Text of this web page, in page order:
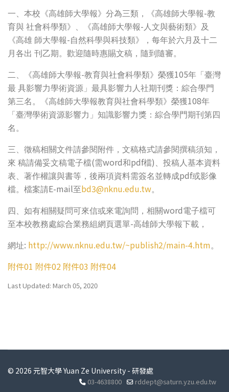
一、本校《高雄師大學報》分為三類，《高雄師大學報-教
育與 社會科學類》、《高雄師大學報- 人文與藝術類》及
《高雄 師大學報-自然科學與科技類》，每年於六月及十二
月各出 刊乙期。歡迎隨時惠賜文稿，隨到隨審。
二、《高雄師大學報-教育與社會科學類》榮獲105年「臺灣
最 具影響力學術資源」最具影響力人社期刊獎：綜合學門
第三名。《高雄師大學報教育與社會科學類》榮獲108年
「臺灣學術資源影響力」知識影響力獎：綜合學門期刊第四
名。
三、徵稿相關文件請參閱附件，文稿格式請參閱撰稿須知，
來 稿請備妥文稿電子檔(需word和pdf檔)
、投稿人基本資料
表、著作權讓與書等，後兩項資料需簽名並轉成pdf或影像
檔。檔案請E-mail至bd3@nknu.edu.tw。
四、如有相關疑問可來信或來電詢問，相關word電子檔可
至本校教務處綜合業務組網頁選單-高雄師大學報下載，
網址: http://www.nknu.edu.tw/~publish2/main-4.htm。
附件01 附件02 附件03 附件04
Last Updated: March 05, 2020
© 2026 元智大學 Yuan Ze University - 研發處
03-4638800 rddept@saturn.yzu.edu.tw